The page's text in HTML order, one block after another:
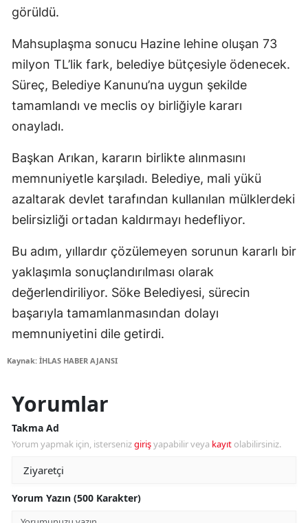
görüldü.
Mahsuplaşma sonucu Hazine lehine oluşan 73
milyon TL’lik fark, belediye bütçesiyle ödenecek.
Süreç, Belediye Kanunu’na uygun şekilde
tamamlandı ve meclis oy birliğiyle kararı
onayladı.
Başkan Arıkan, kararın birlikte alınmasını
memnuniyetle karşıladı. Belediye, mali yükü
azaltarak devlet tarafından kullanılan mülklerdeki
belirsizliği ortadan kaldırmayı hedefliyor.
Bu adım, yıllardır çözülemeyen sorunun kararlı bir
yaklaşımla sonuçlandırılması olarak
değerlendiriliyor. Söke Belediyesi, sürecin
başarıyla tamamlanmasından dolayı
memnuniyetini dile getirdi.
Kaynak: İHLAS HABER AJANSI
Yorumlar
Takma Ad
Yorum yapmak için, istersenizgirişyapabilir veya kayıt olabilirsiniz.
Yorum Yazın (500 Karakter)